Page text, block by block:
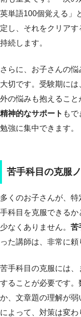
英単語100個覚える」
定し、それをクリア
持続します。
さらに、お子さんの
大切です。受験期に
外の悩みも抱えること
精神的なサポート も
勉強に集中できます。
苦手科目の克服
多くのお子さんが、
手科目を克服できる
少なくありません。 苦
った講師は、非常に頼
苦手科目の克服には
することが必要です
か、文章題の理解が
によって、対策は変わ